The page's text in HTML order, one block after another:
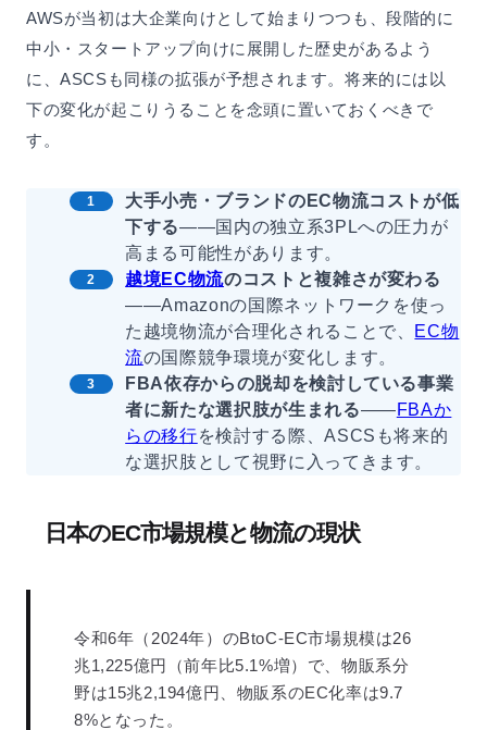
AWSが当初は大企業向けとして始まりつつも、段階的に
中小・スタートアップ向けに展開した歴史があるよう
に、ASCSも同様の拡張が予想されます。将来的には以
下の変化が起こりうることを念頭に置いておくべきで
す。
大手小売・ブランドのEC物流コストが低
下する——国内の独立系3PLへの圧力が
高まる可能性があります。
越境EC物流のコストと複雑さが変わる
——Amazonの国際ネットワークを使っ
た越境物流が合理化されることで、 EC物
流の国際競争環境が変化します。
FBA依存からの脱却を検討している事業
者に新たな選択肢が生まれる——FBAか
らの移行を検討する際、ASCSも将来的
な選択肢として視野に入ってきます。
日本のEC市場規模と物流の現状
令和6年（2024年）のBtoC-EC市場規模は26
兆1,225億円（前年比5.1%増）で、物販系分
野は15兆2,194億円、物販系のEC化率は9.7
8%となった。